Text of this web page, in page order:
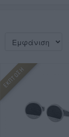
ΕΚΠΤΩΣΗ